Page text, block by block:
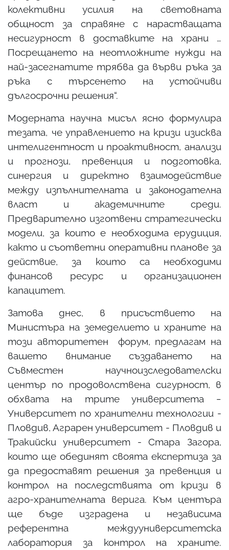
колективни усилия на световната
общност за справяне с нарастващата
несигурност в доставките на храни …
Посрещането на неотложните нужди на
най-засегнатите трябва да върви ръка за
ръка с търсенето на устойчиви
дългосрочни решения“.
Модерната научна мисъл ясно формулира
тезата, че управлението на кризи изисква
интелигентност и проактивност, анализи
и прогнози, превенция и подготовка,
синергия и директно взаимодействие
между изпълнителната и законодателна
власт и академичните среди.
Предварително изготвени стратегически
модели, за които е необходима ерудиция,
както и съответни оперативни планове за
действие, за които са необходими
финансов ресурс и организационен
капацитет.
Затова днес, в присъствието на
Министъра на земеделието и храните на
този авторитетен форум, предлагам на
вашето внимание създаването на
Съвместен научноизследователски
център по продоволствена сигурност, в
обхвата на трите университета ‒
Университет по хранителни технологии -
Пловдив, Аграрен университет - Пловдив и
Тракийски университет - Стара Загора,
които ще обединят своята експертиза за
да предоставят решения за превенция и
контрол на последствията от кризи в
агро-хранителната верига. Към центъра
ще бъде изградена и независима
референтна междууниверситетска
лаборатория за контрол на храните.